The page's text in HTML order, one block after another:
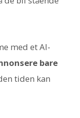
med et AI-
bare
tiden kan